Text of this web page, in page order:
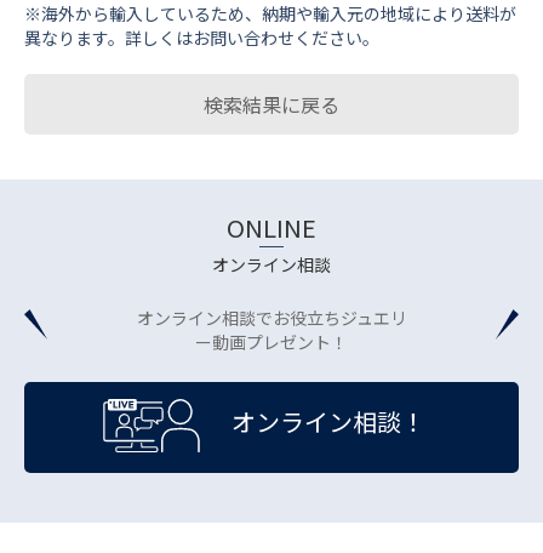
※海外から輸⼊しているため、納期や輸⼊元の地域により送料が
異なります。詳しくはお問い合わせください。
検索結果に戻る
ONLINE
オンライン相談
オンライン相談でお役立ちジュエリ
ー動画プレゼント！
オンライン相談！